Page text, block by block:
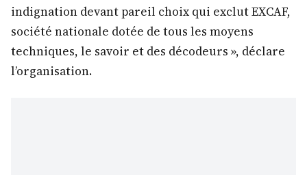
indignation devant pareil choix qui exclut EXCAF,
société nationale dotée de tous les moyens
techniques, le savoir et des décodeurs », déclare
l’organisation.